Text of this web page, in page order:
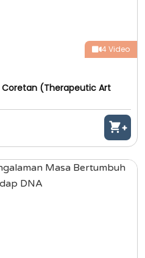
4 Video
Coretan (Therapeutic Art